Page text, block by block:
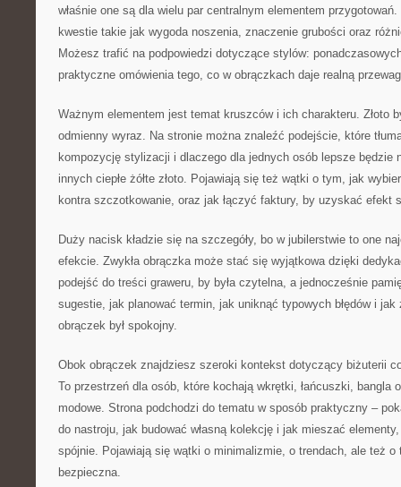
właśnie one są dla wielu par centralnym elementem
kwestie takie jak wygoda noszenia, znaczenie grubości oraz
Możesz trafić na podpowiedzi dotyczące stylów:
praktyczne omówienia tego, co w obrączkach daje realną
Ważnym elementem jest temat kruszców i ich charakteru. Złoto
odmienny wyraz. Na stronie można znaleźć podejście, które
kompozycję stylizacji i dlaczego dla jednych osób lepsze będzie
innych ciepłe żółte złoto. Pojawiają się też wątki o tym, jak
kontra szczotkowanie, oraz jak łączyć faktury, by uzyskać efekt
Duży nacisk kładzie się na szczegóły, bo w jubilerstwie to one
efekcie. Zwykła obrączka może stać się wyjątkowa dzięki
podejść do treści graweru, by była czytelna, a jednocześnie
sugestie, jak planować termin, jak uniknąć typowych błędów i
obrączek był spokojny.
Obok obrączek znajdziesz szeroki kontekst dotyczący biżuterii
To przestrzeń dla osób, które kochają wkrętki, łańcuszki, bangla
modowe. Strona podchodzi do tematu w sposób praktyczny –
do nastroju, jak budować własną kolekcję i jak mieszać elementy,
spójnie. Pojawiają się wątki o minimalizmie, o trendach, ale też
bezpieczna.